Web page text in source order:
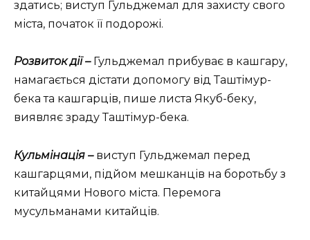
здатись; виступ Гульджемал для захисту свого
міста, початок її подорожі.
Розвиток дії – Гульджемал прибуває в кашгару,
намагається дістати допомогу від Таштімур-
бека та кашгарців, пише листа Якуб-беку,
виявляє зраду Таштімур-бека.
Кульмінація – виступ Гульджемал перед
кашгарцями, підйом мешканців на боротьбу з
китайцями Нового міста. Перемога
мусульманами китайців.